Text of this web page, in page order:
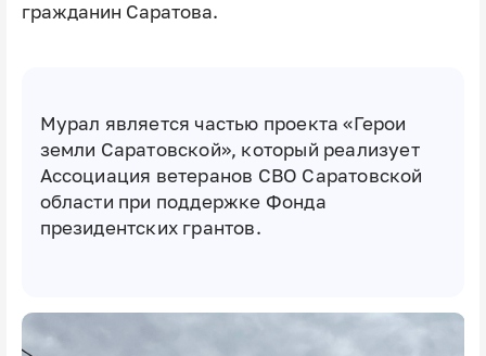
гражданин Саратова.
Мурал является частью проекта «Герои
земли Саратовской», который реализует
Ассоциация ветеранов СВО Саратовской
области при поддержке Фонда
президентских грантов.